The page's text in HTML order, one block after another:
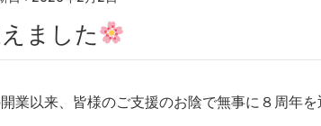
ました
業以来、皆様のご支援のお陰で無事に８周年